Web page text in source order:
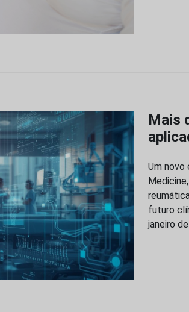
Mais
Um novo
futuro
janeiro